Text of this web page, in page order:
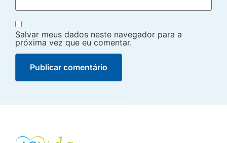
Salvar meus dados neste navegador para a
próxima vez que eu comentar.